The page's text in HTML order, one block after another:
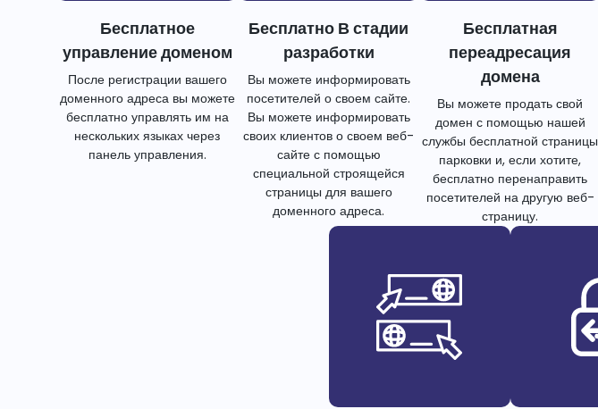
Бесплатное
управление доменом
После регистрации вашего
доменного адреса вы можете
бесплатно управлять им на
нескольких языках через
панель управления.
Бесплатно В стадии
разработки
Вы можете информировать
посетителей о своем сайте.
Вы можете информировать
своих клиентов о своем веб-
сайте с помощью
специальной строящейся
страницы для вашего
доменного адреса.
Бесплатная
переадресация
домена
Вы можете продать свой
домен с помощью нашей
службы бесплатной страницы
парковки и, если хотите,
бесплатно перенаправить
посетителей на другую веб-
страницу.